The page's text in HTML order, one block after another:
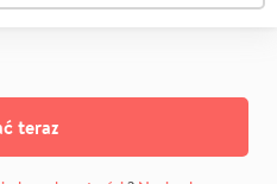
teraz